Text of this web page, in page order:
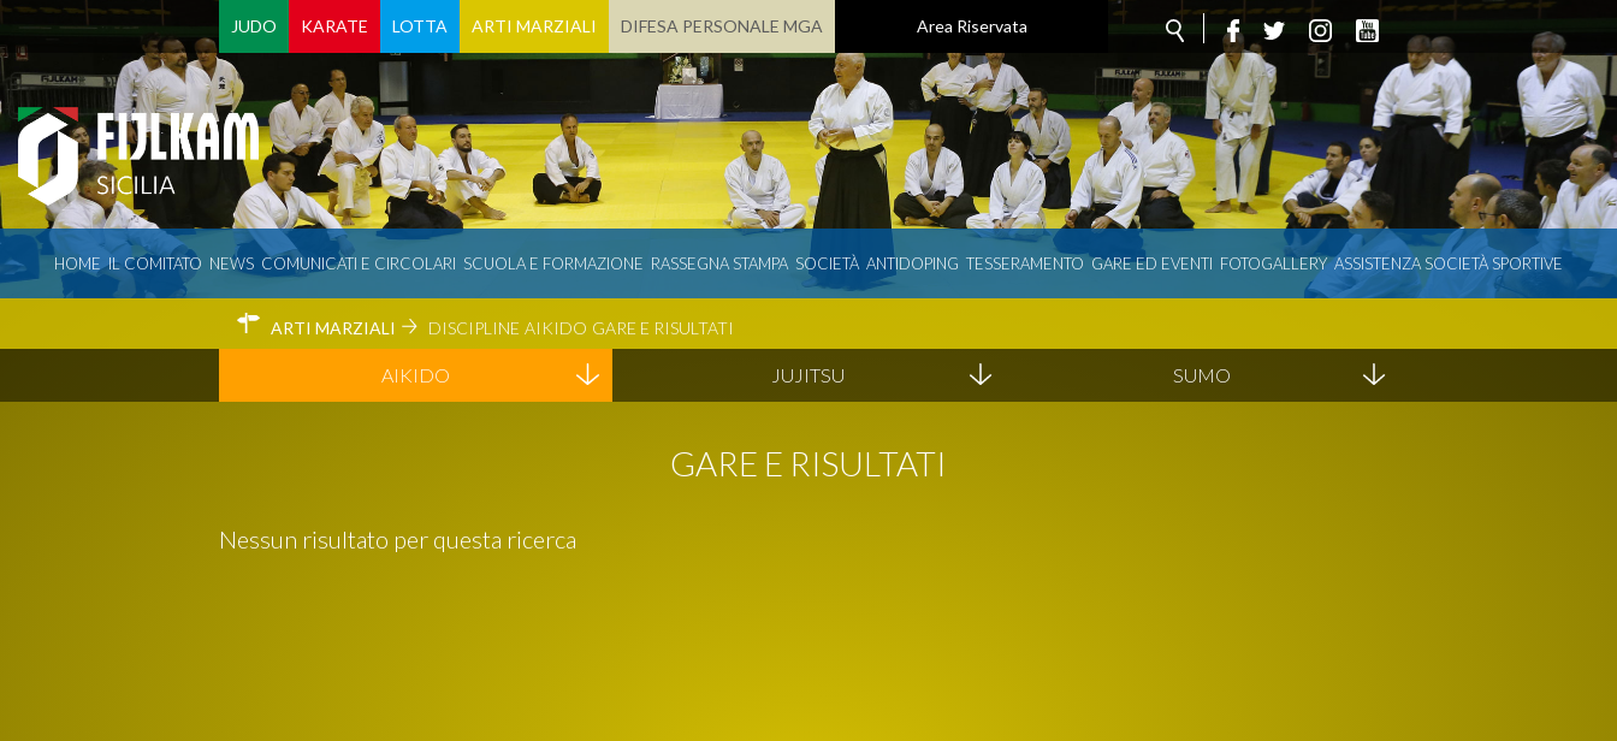
JUDO KARATE LOTTA ARTI MARZIALI DIFESA PERSONALE MGA Area Riservata
HOME IL COMITATO NEWS COMUNICATI E CIRCOLARI SCUOLA E FORMAZIONE RASSEGNA STAMPA SOCIETÀ ANTIDOPING TESSERAMENTO GARE ED EVENTI FOTOGALLERY ASSISTENZA SOCIETÀ SPORTIVE
ARTI MARZIALI DISCIPLINE AIKIDO GARE E RISULTATI
AIKIDO JUJITSU SUMO
GARE E RISULTATI
Nessun risultato per questa ricerca